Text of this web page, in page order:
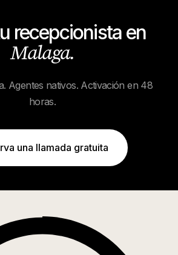
recepcionista en
Malaga.
Agentes nativos. Activación en 48
horas.
una llamada gratuita